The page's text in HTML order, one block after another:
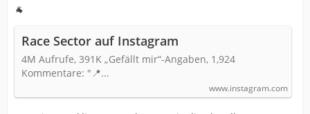
🐐
Race Sector auf Instagram
4M Aufrufe, 391K „Gefällt mir“-Angaben, 1,924
Kommentare: "📍...
www.instagram.com